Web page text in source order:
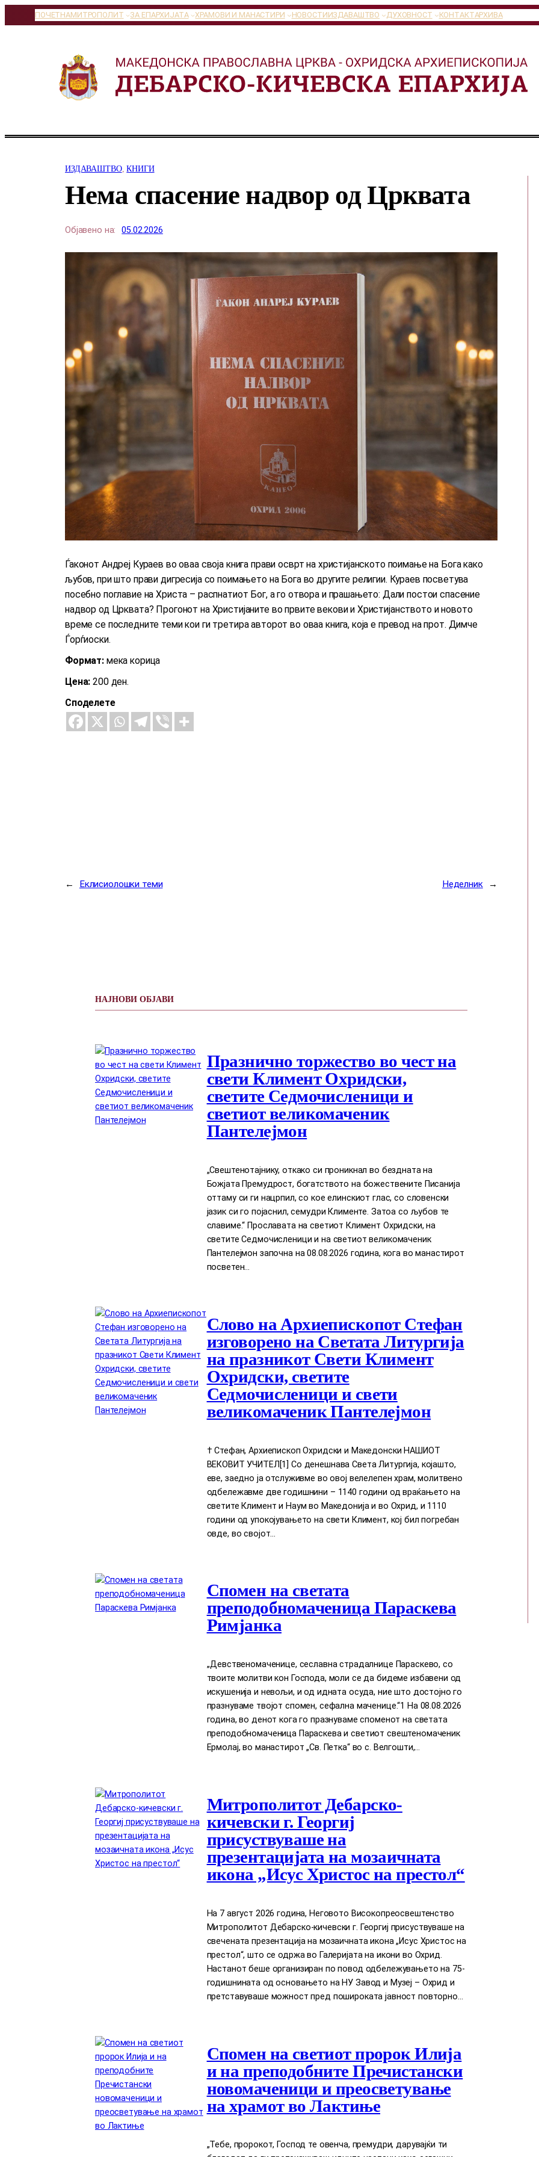
на
ПОЧЕТНАМИТРОПОЛИТ ЗА ЕПАРХИЈАТА ХРАМОВИ И МАНАСТИРИ НОВОСТИИЗДАВАШТВО ДУХОВНОСТ КОНТАКТАРХИВА
ИЗДАВАШТВО, КНИГИ
Нема спасение надвор од Црквата
Објавено на: 05.02.2026
Ѓаконот Андреј Кураев во оваа своја книга прави осврт на христијанското поимање на Бога како
љубов, при што прави дигресија со поимањето на Бога во другите религии. Кураев посветува
посебно поглавие на Христа – распнатиот Бог, а го отвора и прашањето: Дали постои спасение
надвор од Црквата? Прогонот на Христијаните во првите векови и Христијанството и новото
време се последните теми кои ги третира авторот во оваа книга, која е превод на прот. Димче
Ѓорѓиоски.
Формат: мека корица
Цена: 200 ден.
Споделете
← Еклисиолошки теми Неделник →
НАЈНОВИ ОБЈАВИ
Празнично торжество во чест на
свети Климент Охридски,
светите Седмочисленици и
светиот великомаченик
Пантелејмон
„Свештенотајнику, откако си проникнал во бездната на
Божјата Премудрост, богатството на божествените Писанија
оттаму си ги нацрпил, со кое елинскиот глас, со словенски
јазик си го појаснил, семудри Клименте. Затоа со љубов те
славиме.“ Прославата на светиот Климент Охридски, на
светите Седмочисленици и на светиот великомаченик
Пантелејмон започна на 08.08.2026 година, кога во манастирот
посветен…
Слово на Архиепископот Стефан
изговорено на Светата Литургија
на празникот Свети Климент
Охридски, светите
Седмочисленици и свети
великомаченик Пантелејмон
† Стефан, Архиепископ Охридски и Македонски НАШИОТ
ВЕКОВИТ УЧИТЕЛ[1] Со денешнава Света Литургија, којашто,
еве, заедно ја отслуживме во овој велелепен храм, молитвено
одбележавме две годишнини – 1140 години од враќањето на
светите Климент и Наум во Македонија и во Охрид, и 1110
години од упокојувањето на свети Климент, кој бил погребан
овде, во својот…
Спомен на светата
преподобномаченица Параскева
Римјанка
,,Девственомаченице, сеславна страдалнице Параскево, со
твоите молитви кон Господа, моли се да бидеме избавени од
искушенија и невољи, и од идната осуда, ние што достојно го
празнуваме твојот спомен, сефална маченице.“1 На 08.08.2026
година, во денот кога го празнуваме споменот на светата
преподобномаченица Параскева и светиот свештеномаченик
Ермолај, во манастирот „Св. Петка“ во с. Велгошти,…
Митрополитот Дебарско-
кичевски г. Георгиј
присуствуваше на
презентацијата на мозаичната
икона „Исус Христос на престол“
На 7 август 2026 година, Неговото Високопреосвештенство
Митрополитот Дебарско-кичевски г. Георгиј присуствуваше на
свечената презентација на мозаичната икона „Исус Христос на
престол“, што се одржа во Галеријата на икони во Охрид.
Настанот беше организиран по повод одбележувањето на 75-
годишнината од основањето на НУ Завод и Музеј – Охрид и
претставуваше можност пред пошироката јавност повторно…
Спомен на светиот пророк Илија
и на преподобните Пречистански
новомаченици и преосветување
на храмот во Лактиње
„Тебе, пророкот, Господ те овенча, премудри, дарувајќи ти